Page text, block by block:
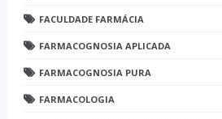
FACULDADE FARMÁCIA
FARMACOGNOSIA APLICADA
FARMACOGNOSIA PURA
FARMACOLOGIA